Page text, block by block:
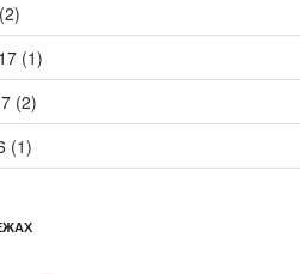
(2)
(1)
(2)
(1)